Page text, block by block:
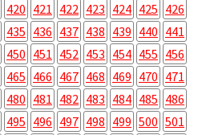
420 421 422 423 424 425 426
435 436 437 438 439 440 441
450 451 452 453 454 455 456
465 466 467 468 469 470 471
480 481 482 483 484 485 486
495 496 497 498 499 500 501